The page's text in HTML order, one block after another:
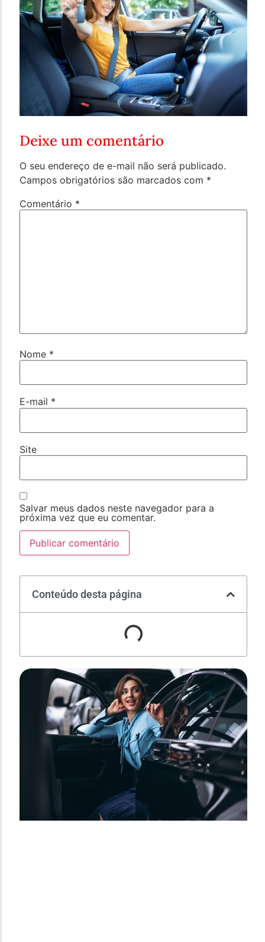
Deixe um comentário
O seu endereço de e-mail não será publicado.
Campos obrigatórios são marcados com *
Comentário *
Nome *
E-mail *
Site
Salvar meus dados neste navegador para a
próxima vez que eu comentar.
Conteúdo desta página